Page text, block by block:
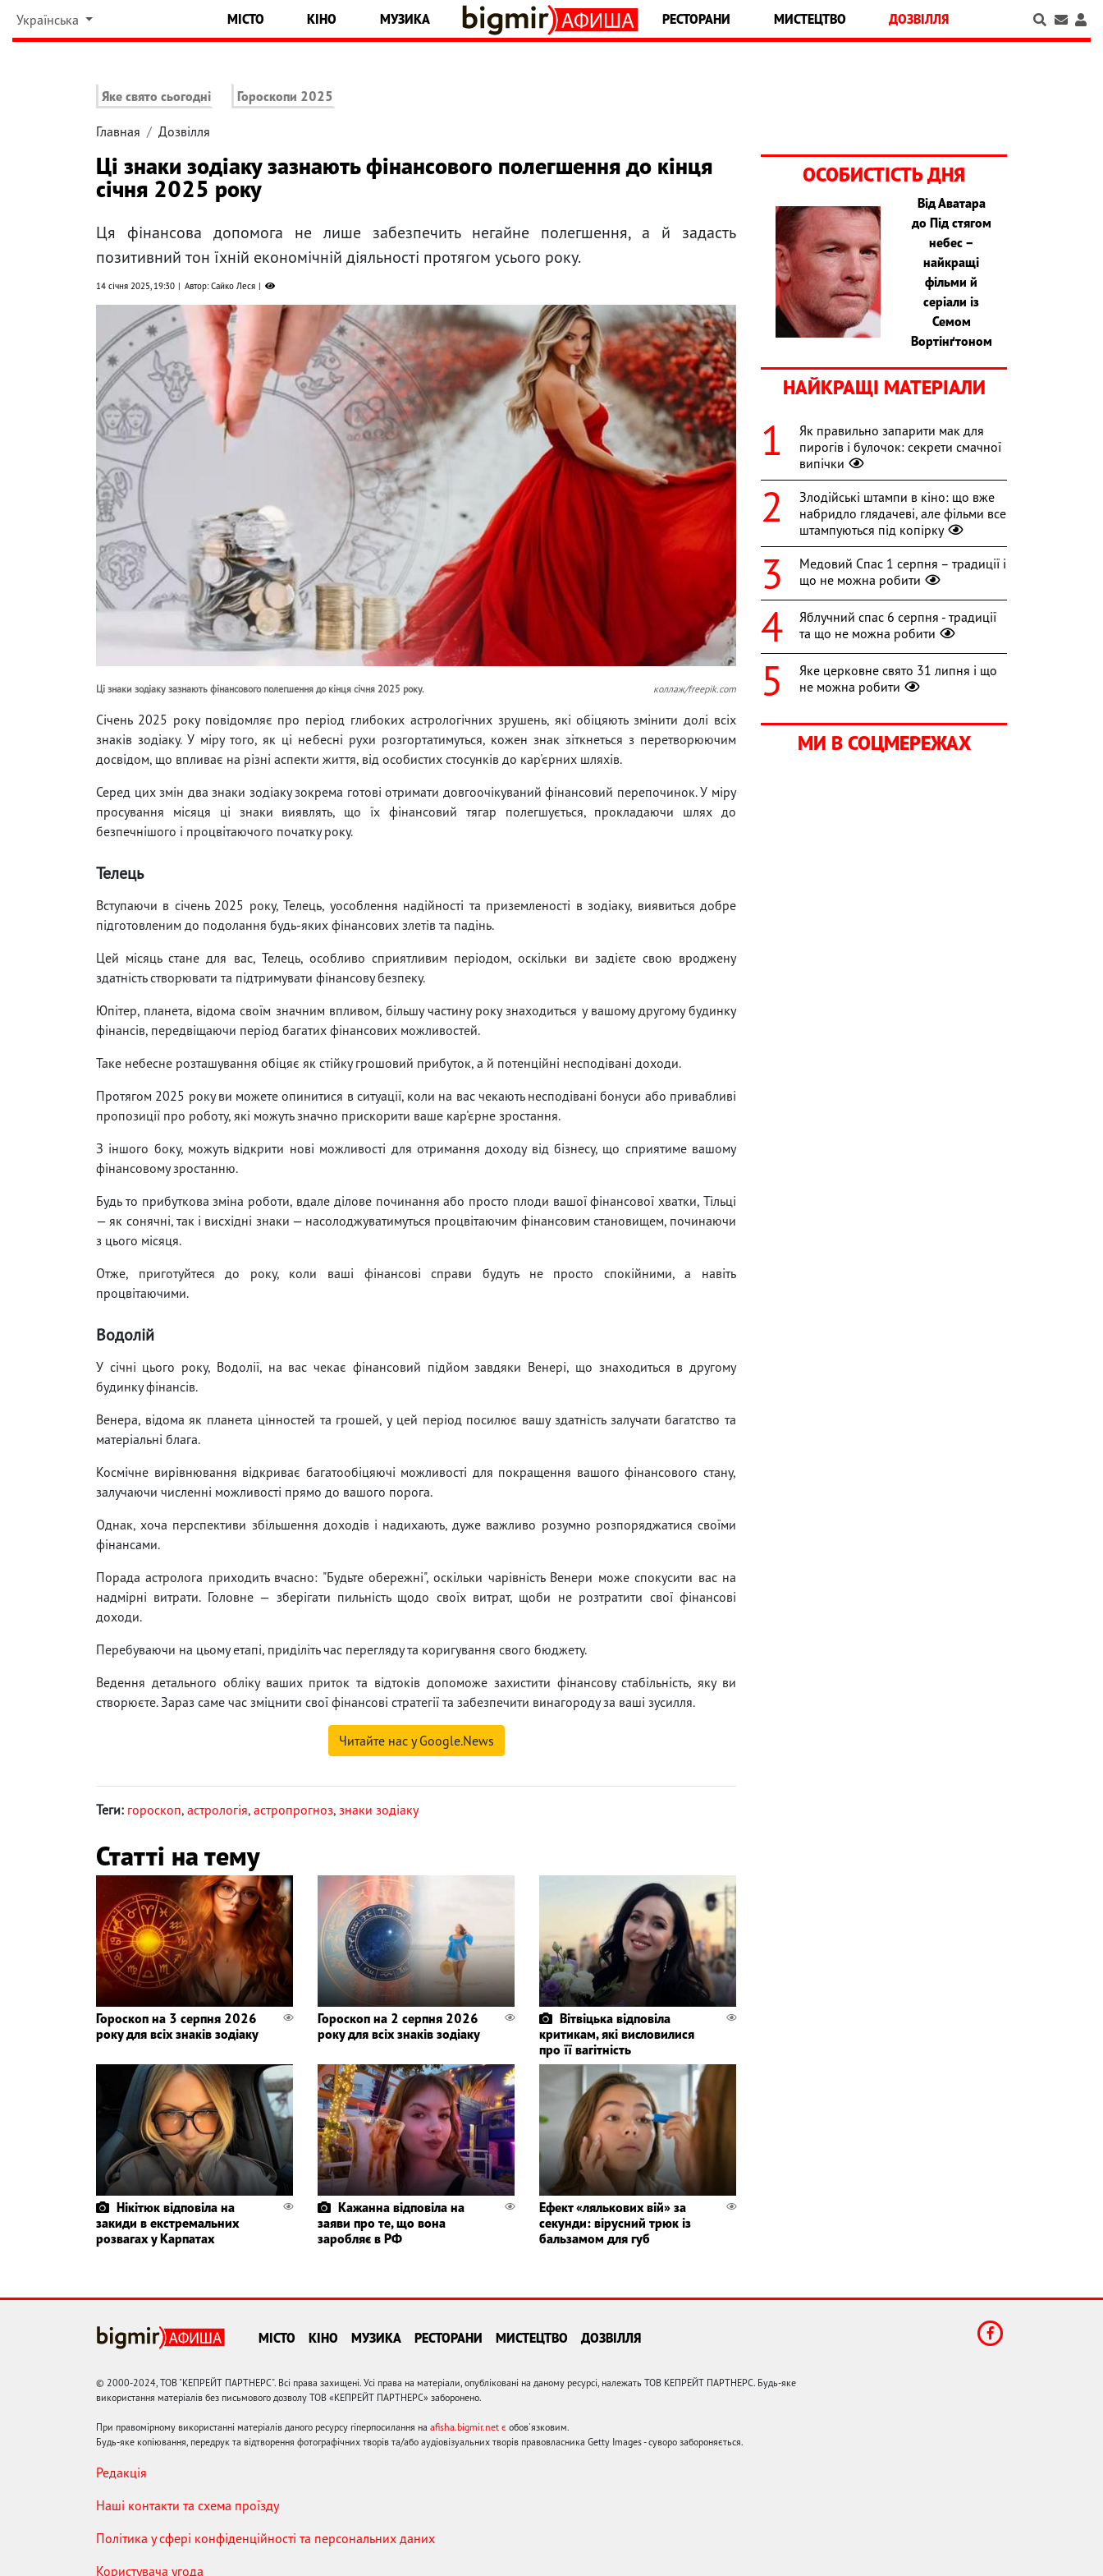
Українська МІСТО КІНО МУЗИКА РЕСТОРАНИ МИСТЕЦТВО ДОЗВІЛЛЯ
Яке свято сьогодні Гороскопи 2025
Главная Дозвілля
Ці знаки зодіаку зазнають фінансового полегшення до кінця
січня 2025 року
Ця фінансова допомога не лише забезпечить негайне полегшення, а й задасть
позитивний тон їхній економічній діяльності протягом усього року.
14 січня 2025, 19:30 Автор: Сайко Леся
Ці знаки зодіаку зазнають фінансового полегшення до кінця січня 2025 року. коллаж/freepik.com
Січень 2025 року повідомляє про період глибоких астрологічних зрушень, які обіцяють змінити долі всіх
знаків зодіаку. У міру того, як ці небесні рухи розгортатимуться, кожен знак зіткнеться з перетворюючим
досвідом, що впливає на різні аспекти життя, від особистих стосунків до кар'єрних шляхів.
Серед цих змін два знаки зодіаку зокрема готові отримати довгоочікуваний фінансовий перепочинок. У міру
просування місяця ці знаки виявлять, що їх фінансовий тягар полегшується, прокладаючи шлях до
безпечнішого і процвітаючого початку року.
Телець
Вступаючи в січень 2025 року, Телець, уособлення надійності та приземленості в зодіаку, виявиться добре
підготовленим до подолання будь-яких фінансових злетів та падінь.
Цей місяць стане для вас, Телець, особливо сприятливим періодом, оскільки ви задієте свою вроджену
здатність створювати та підтримувати фінансову безпеку.
Юпітер, планета, відома своїм значним впливом, більшу частину року знаходиться у вашому другому будинку
фінансів, передвіщаючи період багатих фінансових можливостей.
Таке небесне розташування обіцяє як стійку грошовий прибуток, а й потенційні несподівані доходи.
Протягом 2025 року ви можете опинитися в ситуації, коли на вас чекають несподівані бонуси або привабливі
пропозиції про роботу, які можуть значно прискорити ваше кар'єрне зростання.
З іншого боку, можуть відкрити нові можливості для отримання доходу від бізнесу, що сприятиме вашому
фінансовому зростанню.
Будь то прибуткова зміна роботи, вдале ділове починання або просто плоди вашої фінансової хватки, Тільці
— як сонячні, так і висхідні знаки — насолоджуватимуться процвітаючим фінансовим становищем, починаючи
з цього місяця.
Отже, приготуйтеся до року, коли ваші фінансові справи будуть не просто спокійними, а навіть
процвітаючими.
Водолій
У січні цього року, Водолії, на вас чекає фінансовий підйом завдяки Венері, що знаходиться в другому
будинку фінансів.
Венера, відома як планета цінностей та грошей, у цей період посилює вашу здатність залучати багатство та
матеріальні блага.
Космічне вирівнювання відкриває багатообіцяючі можливості для покращення вашого фінансового стану,
залучаючи численні можливості прямо до вашого порога.
Однак, хоча перспективи збільшення доходів і надихають, дуже важливо розумно розпоряджатися своїми
фінансами.
Порада астролога приходить вчасно: "Будьте обережні", оскільки чарівність Венери може спокусити вас на
надмірні витрати. Головне — зберігати пильність щодо своїх витрат, щоби не розтратити свої фінансові
доходи.
Перебуваючи на цьому етапі, приділіть час перегляду та коригування свого бюджету.
Ведення детального обліку ваших приток та відтоків допоможе захистити фінансову стабільність, яку ви
створюєте. Зараз саме час зміцнити свої фінансові стратегії та забезпечити винагороду за ваші зусилля.
Читайте нас у Google.News
Теги: гороскоп, астрологія, астропрогноз, знаки зодіаку
Статті на тему
Гороскоп на 3 серпня 2026
року для всіх знаків зодіаку
Гороскоп на 2 серпня 2026
року для всіх знаків зодіаку
Вітвіцька відповіла
критикам, які висловилися
про її вагітність
Нікітюк відповіла на
закиди в екстремальних
розвагах у Карпатах
Кажанна відповіла на
заяви про те, що вона
заробляє в РФ
Ефект «лялькових вій» за
секунди: вірусний трюк із
бальзамом для губ
ОСОБИСТІСТЬ ДНЯ
Від Аватара
до Під стягом
небес –
найкращі
фільми й
серіали із
Семом
Вортінґтоном
НАЙКРАЩІ МАТЕРІАЛИ
Як правильно запарити мак для
пирогів і булочок: секрети смачної
випічки
Злодійські штампи в кіно: що вже
набридло глядачеві, але фільми все
штампуються під копірку
Медовий Спас 1 серпня – традиції і
що не можна робити
Яблучний спас 6 серпня - традиції
та що не можна робити
Яке церковне свято 31 липня і що
не можна робити
МИ В СОЦМЕРЕЖАХ
МІСТО КІНО МУЗИКА РЕСТОРАНИ МИСТЕЦТВО ДОЗВІЛЛЯ
© 2000-2024, ТОВ "КЕПРЕЙТ ПАРТНЕРС". Всі права захищені. Усі права на матеріали, опубліковані на даному ресурсі, належать ТОВ КЕПРЕЙТ ПАРТНЕРС. Будь-яке
використання матеріалів без письмового дозволу ТОВ «КЕПРЕЙТ ПАРТНЕРС» заборонено.
При правомірному використанні матеріалів даного ресурсу гіперпосилання на afisha.bigmir.net є обов'язковим.
Будь-яке копіювання, передрук та відтворення фотографічних творів та/або аудіовізуальних творів правовласника Getty Images - суворо забороняється.
Редакція
Наші контакти та схема проїзду
Політика у сфері конфіденційності та персональних даних
Користувача угода